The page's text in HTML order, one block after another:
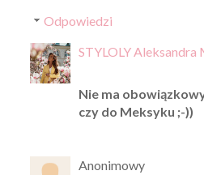
Odpowiedzi
STYLOLY Aleksandra
Nie ma
czy do Meksyku ;-))
Anonimowy